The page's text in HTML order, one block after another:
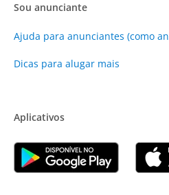
Sou anunciante
Ajuda para anunciantes (como
Dicas para alugar mais
Aplicativos